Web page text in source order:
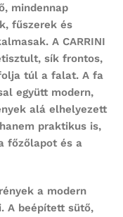
mindennap
fűszerek és
A CARRINI
sík frontos,
túl a falat. A fa
együtt modern,
alá elhelyezett
praktikus is,
főzőlapot és a
a modern
A beépített sütő,